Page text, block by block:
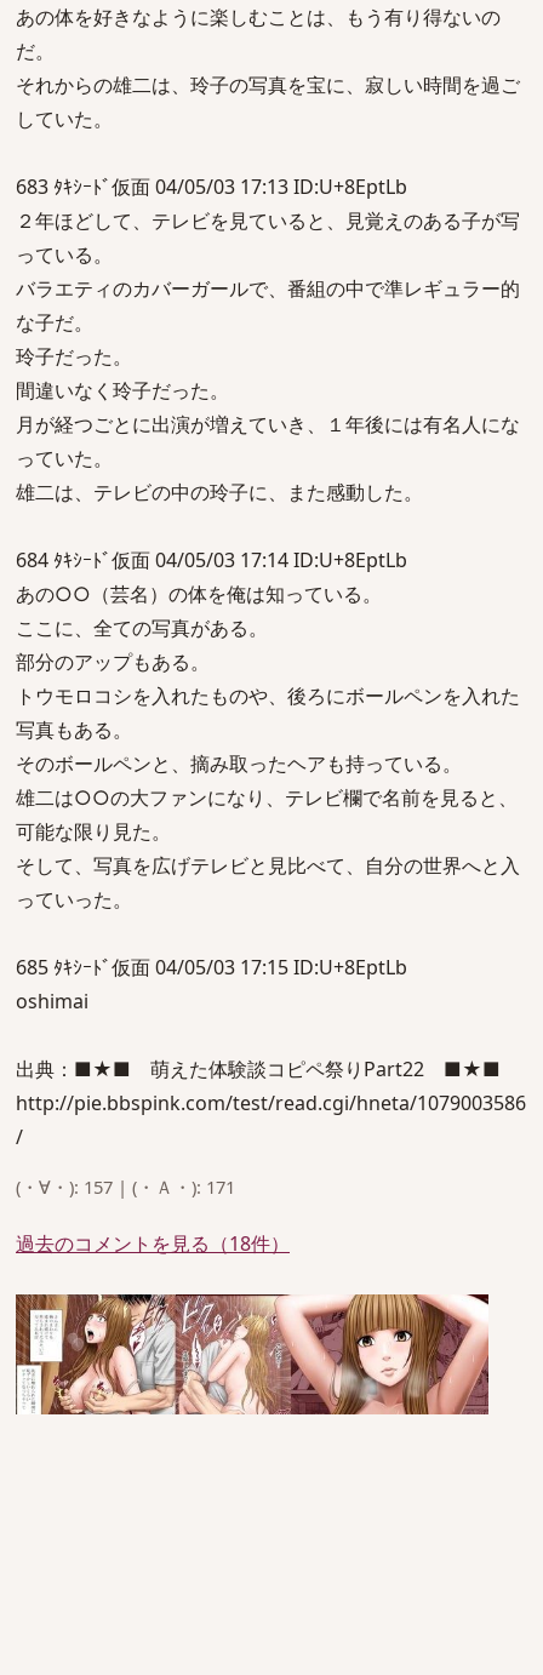
あの体を好きなように楽しむことは、もう有り得ないの
だ。
それからの雄二は、玲子の写真を宝に、寂しい時間を過ご
していた。
683 ﾀｷｼｰﾄﾞ仮面 04/05/03 17:13 ID:U+8EptLb
２年ほどして、テレビを見ていると、見覚えのある子が写
っている。
バラエティのカバーガールで、番組の中で準レギュラー的
な子だ。
玲子だった。
間違いなく玲子だった。
月が経つごとに出演が増えていき、１年後には有名人にな
っていた。
雄二は、テレビの中の玲子に、また感動した。
684 ﾀｷｼｰﾄﾞ仮面 04/05/03 17:14 ID:U+8EptLb
あの○○（芸名）の体を俺は知っている。
ここに、全ての写真がある。
部分のアップもある。
トウモロコシを入れたものや、後ろにボールペンを入れた
写真もある。
そのボールペンと、摘み取ったヘアも持っている。
雄二は○○の大ファンになり、テレビ欄で名前を見ると、
可能な限り見た。
そして、写真を広げテレビと見比べて、自分の世界へと入
っていった。
685 ﾀｷｼｰﾄﾞ仮面 04/05/03 17:15 ID:U+8EptLb
oshimai
出典：■★■ 萌えた体験談コピペ祭りPart22 ■★■
http://pie.bbspink.com/test/read.cgi/hneta/1079003586
/
(・∀・): 157 | (・Ａ・): 171
過去のコメントを見る（18件）